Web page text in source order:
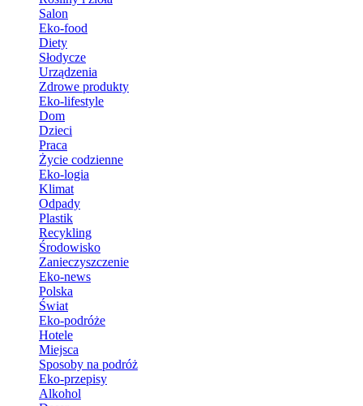
Salon
Eko-food
Diety
Słodycze
Urządzenia
Zdrowe produkty
Eko-lifestyle
Dom
Dzieci
Praca
Życie codzienne
Eko-logia
Klimat
Odpady
Plastik
Recykling
Środowisko
Zanieczyszczenie
Eko-news
Polska
Świat
Eko-podróże
Hotele
Miejsca
Sposoby na podróż
Eko-przepisy
Alkohol